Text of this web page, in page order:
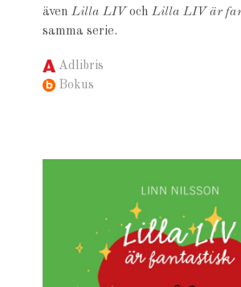
ävenLilla LIV ochLilla LIV är
samma serie.
Adlibris
Bokus